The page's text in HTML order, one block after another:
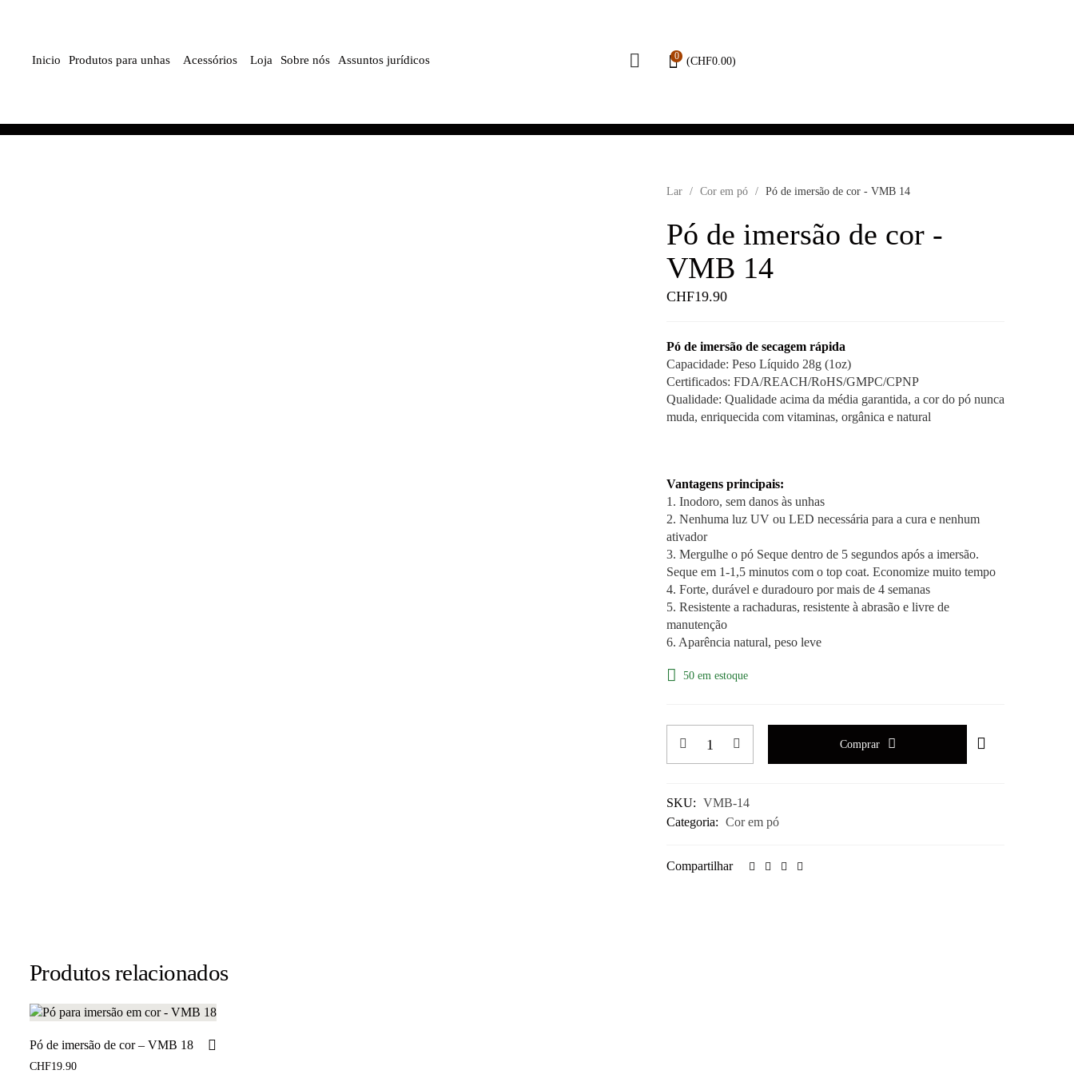
Inicio Produtos para unhas Acessórios Loja Sobre nós Assuntos jurídicos 0 (CHF0.00)
Lar / Cor em pó / Pó de imersão de cor - VMB 14
Pó de imersão de cor -
VMB 14
CHF19.90
Pó de imersão de secagem rápida
Capacidade: Peso Líquido 28g (1oz)
Certificados: FDA/REACH/RoHS/GMPC/CPNP
Qualidade: Qualidade acima da média garantida, a cor do pó nunca
muda, enriquecida com vitaminas, orgânica e natural
Vantagens principais:
1. Inodoro, sem danos às unhas
2. Nenhuma luz UV ou LED necessária para a cura e nenhum
ativador
3. Mergulhe o pó Seque dentro de 5 segundos após a imersão.
Seque em 1-1,5 minutos com o top coat. Economize muito tempo
4. Forte, durável e duradouro por mais de 4 semanas
5. Resistente a rachaduras, resistente à abrasão e livre de
manutenção
6. Aparência natural, peso leve
50 em estoque
Comprar
SKU: VMB-14
Categoria: Cor em pó
Compartilhar
Produtos relacionados
Pó de imersão de cor – VMB 18
CHF19.90